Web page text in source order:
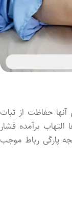
حفاظت از ثبات
برآمد‌ه فشار
پارگی رباط موجب